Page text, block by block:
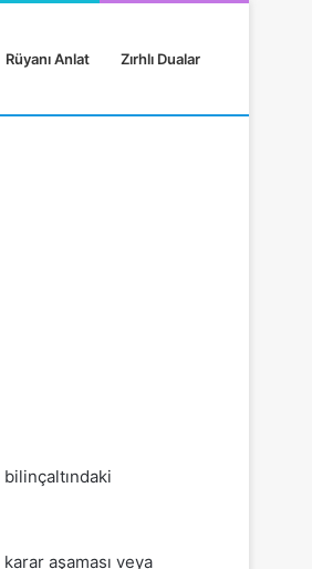
Rüyanı Anlat Zırhlı Dualar
aşaması veya